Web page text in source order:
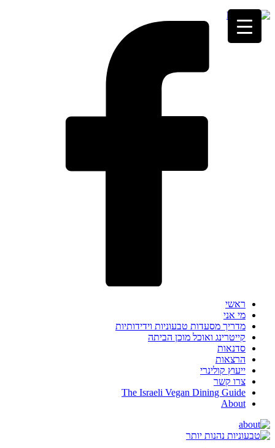
ראשי
מי אני
מדריך מסעדות טבעוניות וידידותיות
קייטרינג ואוכל מוכן הביתה
סדנאות
הרצאות
ייעוץ קולינרי
צרו קשר
The Israeli Vegan Dining Guide
About